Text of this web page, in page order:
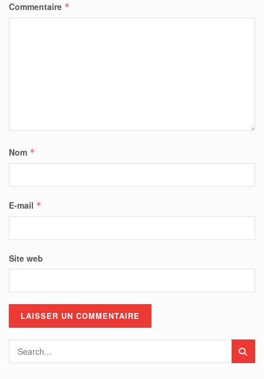
Commentaire *
Nom *
E-mail *
Site web